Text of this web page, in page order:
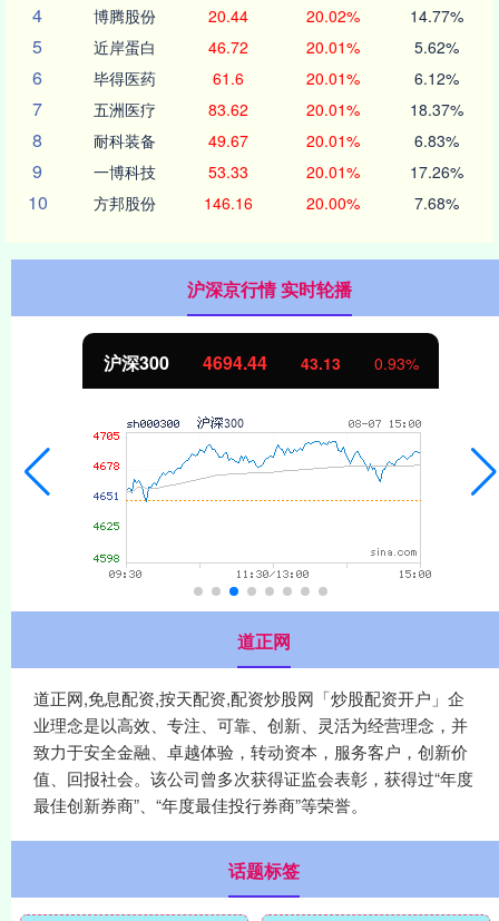
4 博腾股份 20.44 20.02% 14.77%
5 近岸蛋白 46.72 20.01% 5.62%
6 毕得医药 61.6 20.01% 6.12%
7 五洲医疗 83.62 20.01% 18.37%
8 耐科装备 49.67 20.01% 6.83%
9 一博科技 53.33 20.01% 17.26%
10 方邦股份 146.16 20.00% 7.68%
沪深京行情 实时轮播
北证50 1134.24 11.37 1.01%
道正网
道正网,免息配资,按天配资,配资炒股网「炒股配资开户」企
业理念是以高效、专注、可靠、创新、灵活为经营理念，并
致力于安全金融、卓越体验，转动资本，服务客户，创新价
值、回报社会。该公司曾多次获得证监会表彰，获得过“年度
最佳创新券商”、“年度最佳投行券商”等荣誉。
话题标签